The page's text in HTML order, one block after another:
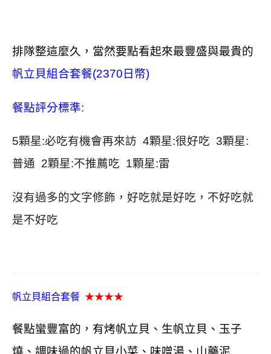
排隊整這麼久，當然要點看起來最豐盛與最貴的
帆立貝組合套餐(2370日幣)
餐點評分標準:
5顆星:必吃有機會再來訪 4顆星:很好吃 3顆星:
普通 2顆星:不推薦吃 1顆星:雷
沒有過多的文字修飾，好吃就是好吃，不好吃就
是不好吃
帆立貝組合套餐 ★★★★
餐點蠻豐富的，有烤帆立貝、生帆立貝、玉子